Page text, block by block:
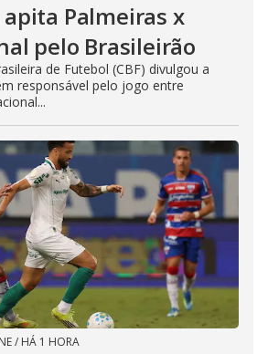
Palmeiras x
pelo Brasileirão
de Futebol (CBF) divulgou a
responsável pelo jogo entre
/ HÁ 1 HORA